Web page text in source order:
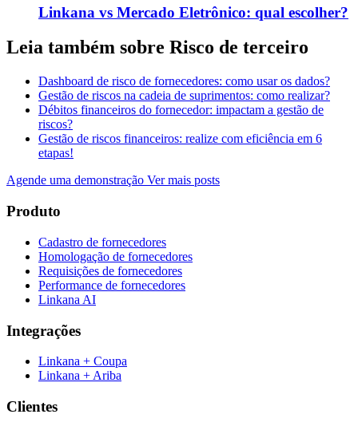
Linkana vs Mercado Eletrônico: qual escolher?
Leia também sobre Risco de terceiro
Dashboard de risco de fornecedores: como usar os dados?
Gestão de riscos na cadeia de suprimentos: como realizar?
Débitos financeiros do fornecedor: impactam a gestão de
riscos?
Gestão de riscos financeiros: realize com eficiência em 6
etapas!
Agende uma demonstração Ver mais posts
Produto
Cadastro de fornecedores
Homologação de fornecedores
Requisições de fornecedores
Performance de fornecedores
Linkana AI
Integrações
Linkana + Coupa
Linkana + Ariba
Clientes